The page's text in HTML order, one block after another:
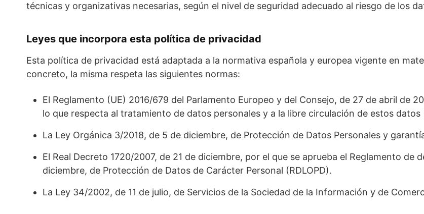
técnicas y organizativas necesarias, según el nivel de seguridad adecuado al riesgo de los
Leyes que incorpora esta política de privacidad
Esta política de privacidad está adaptada a la normativa española y europea vigente en
concreto, la misma respeta las siguientes normas:
El Reglamento (UE) 2016/679 del Parlamento Europeo y del Consejo, de 27 de abril de
lo que respecta al tratamiento de datos personales y a la libre circulación de estos datos
La Ley Orgánica 3/2018, de 5 de diciembre, de Protección de Datos Personales y
El Real Decreto 1720/2007, de 21 de diciembre, por el que se aprueba el Reglamento de
diciembre, de Protección de Datos de Carácter Personal (RDLOPD).
La Ley 34/2002, de 11 de julio, de Servicios de la Sociedad de la Información y de